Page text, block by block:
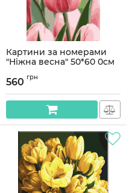
Картини за номерами
"Ніжна весна" 50*60 0см
560 грн